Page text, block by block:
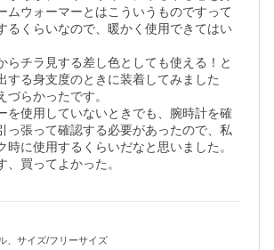
ムウォーマーとはこういうものですって
るくらいなので、暖かく使用できてはい
らチラ見する差し色としても使える！と
する身支度のときに装着してみました
づらかったです。
を使用していないときでも、腕時計を確
っ張って確認する必要があったので、私
時に使用するくらいだなと思いました。
、買ってよかった。
、サイズ/フリーサイズ